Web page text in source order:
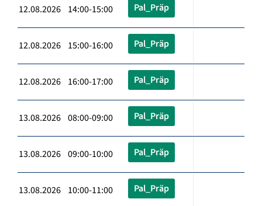
12.08.2026 14:00-15:00 Pal_Präp
12.08.2026 15:00-16:00 Pal_Präp
12.08.2026 16:00-17:00 Pal_Präp
13.08.2026 08:00-09:00 Pal_Präp
13.08.2026 09:00-10:00 Pal_Präp
13.08.2026 10:00-11:00 Pal_Präp